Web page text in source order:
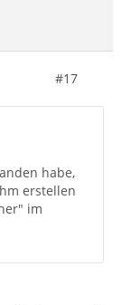
#17
habe,
erstellen
im